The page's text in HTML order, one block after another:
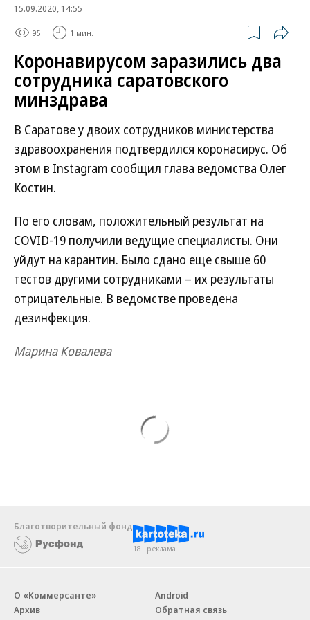
15.09.2020, 14:55
95 1 мин.
Коронавирусом заразились два
сотрудника саратовского
минздрава
В Саратове у двоих сотрудников министерства
здравоохранения подтвердился коронасирус. Об
этом в Instagram сообщил глава ведомства Олег
Костин.
По его словам, положительный результат на
COVID-19 получили ведущие специалисты. Они
уйдут на карантин. Было сдано еще свыше 60
тестов другими сотрудниками – их результаты
отрицательные. В ведомстве проведена
дезинфекция.
Марина Ковалева
Благотворительный фонд
18+ реклама
О «Коммерсанте»
Архив
Android
Обратная связь